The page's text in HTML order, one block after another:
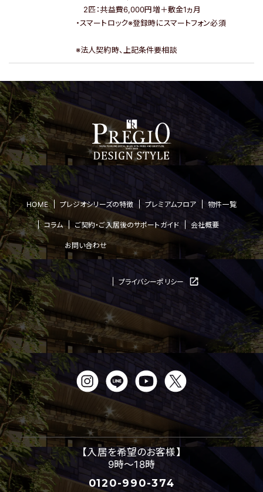
2匹：共益費6,000円増＋敷金1ヵ月
・スマートロック※登録時にスマートフォン必須
※法人契約時、上記条件要相談
HOME プレジオシリーズの特徴 プレミアムフロア 物件一覧
コラム ご契約・ご入居後のサポートガイド 会社概要
お問い合わせ
プライバシーポリシー
【入居を希望のお客様】
9時～18時
0120-990-374